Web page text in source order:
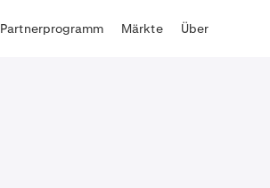
Partnerprogramm Märkte Über